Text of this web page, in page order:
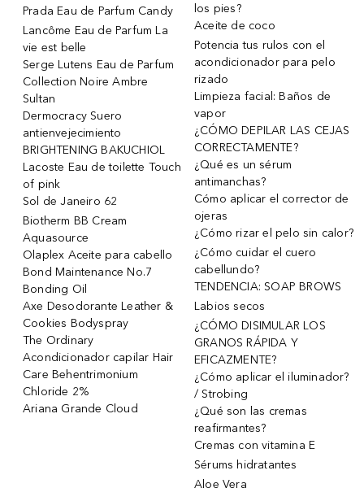
Prada Eau de Parfum Candy
Lancôme Eau de Parfum La
vie est belle
Serge Lutens Eau de Parfum
Collection Noire Ambre
Sultan
Dermocracy Suero
antienvejecimiento
BRIGHTENING BAKUCHIOL
Lacoste Eau de toilette Touch
of pink
Sol de Janeiro 62
Biotherm BB Cream
Aquasource
Olaplex Aceite para cabello
Bond Maintenance No.7
Bonding Oil
Axe Desodorante Leather &
Cookies Bodyspray
The Ordinary
Acondicionador capilar Hair
Care Behentrimonium
Chloride 2%
Ariana Grande Cloud
los pies?
Aceite de coco
Potencia tus rulos con el
acondicionador para pelo
rizado
Limpieza facial: Baños de
vapor
¿CÓMO DEPILAR LAS CEJAS
CORRECTAMENTE?
¿Qué es un sérum
antimanchas?
Cómo aplicar el corrector de
ojeras
¿Cómo rizar el pelo sin calor?
¿Cómo cuidar el cuero
cabellundo?
TENDENCIA: SOAP BROWS
Labios secos
¿CÓMO DISIMULAR LOS
GRANOS RÁPIDA Y
EFICAZMENTE?
¿Cómo aplicar el iluminador?
/ Strobing
¿Qué son las cremas
reafirmantes?
Cremas con vitamina E
Sérums hidratantes
Aloe Vera